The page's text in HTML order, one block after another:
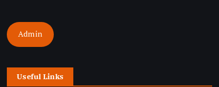
Admin
Useful Links